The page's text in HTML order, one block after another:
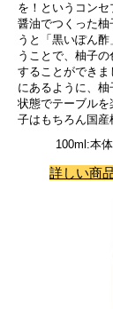
を！というコン
醤油でつくった
うと「黒いぽん
うことで、柚子
することができ
にあるように、
状態でテーブル
子はもちろん国産
100ml:本
詳しい商